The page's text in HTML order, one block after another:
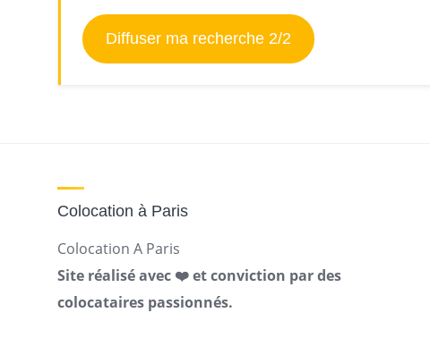
Diffuser ma recherche 2/2
Colocation à Paris
Colocation A Paris
Site réalisé avec ❤️ et conviction par des
colocataires passionnés.